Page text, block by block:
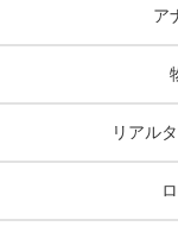
ア
リアル